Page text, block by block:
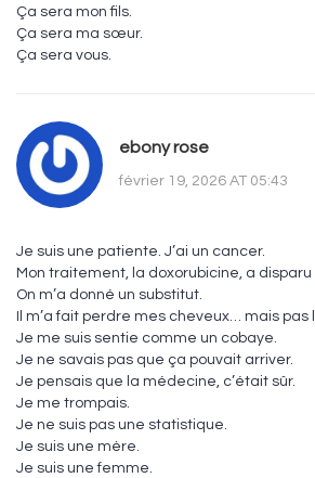
Ça sera mon fils.
Ça sera ma sœur.
Ça sera vous.
ebony rose
février 19, 2026 AT 05:43
Je suis une patiente. J’ai un cancer.
Mon traitement, la doxorubicine, a
On m’a donné un substitut.
Il m’a fait perdre mes cheveux… mais pas
Je me suis sentie comme un cobaye.
Je ne savais pas que ça pouvait arriver.
Je pensais que la médecine, c’était sûr.
Je me trompais.
Je ne suis pas une statistique.
Je suis une mère.
Je suis une femme.